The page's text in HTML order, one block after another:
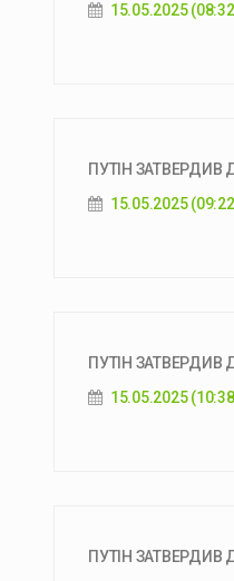
15.05.2025
ПУТІН ЗАТВЕРДИВ
15.05.2025
ПУТІН ЗАТВЕРДИВ
15.05.2025
ПУТІН ЗАТВЕРДИВ